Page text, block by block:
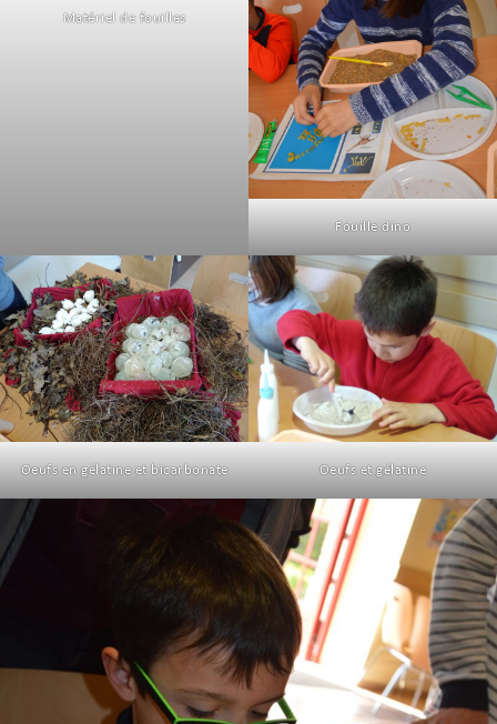
Matériel de fouilles
Fouille dino
Oeufs en gélatine et bicarbonate Oeufs et gélatine